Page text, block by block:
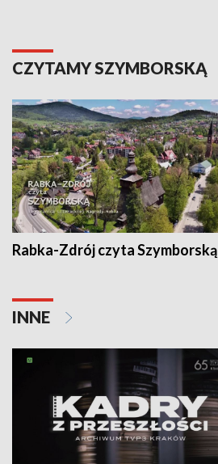
CZYTAMY SZYMBORSKĄ
Rabka-Zdrój czyta Szymborską
INNE